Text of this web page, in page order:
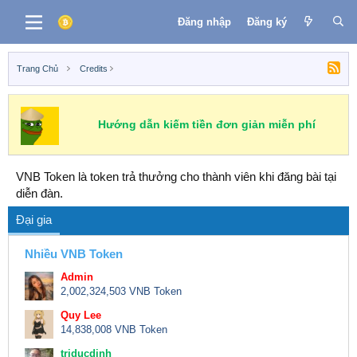
Đăng nhập Đăng ký
Trang Chủ Credits
Hướng dẫn kiếm tiền đơn giản miễn phí
VNB Token là token trả thưởng cho thành viên khi đăng bài tại
diễn đàn.
Đại gia
Nhiều VNB Token
Admin
2,002,324,503 VNB Token
Quy Lee
14,838,008 VNB Token
triducdinh